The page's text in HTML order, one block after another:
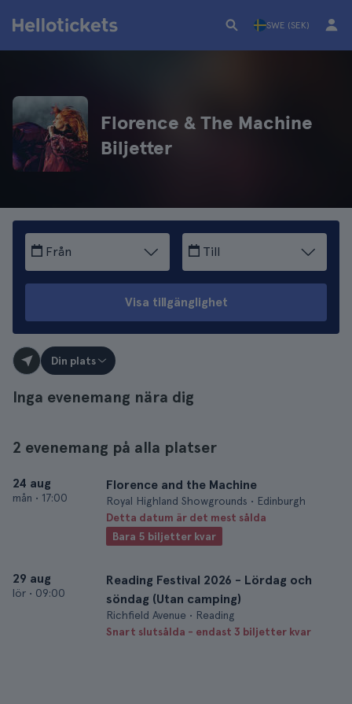
SWE (SEK)
Florence & The Machine
Biljetter
Från Till
Visa tillgänglighet
Din plats
Inga evenemang nära dig
2 evenemang på alla platser
24 aug
mån • 17:00
Florence and the Machine
Royal Highland Showgrounds • Edinburgh
Detta datum är det mest sålda
Bara 5 biljetter kvar
29 aug
lör • 09:00
Reading Festival 2026 - Lördag och
söndag (Utan camping)
Richfield Avenue • Reading
Snart slutsålda - endast 3 biljetter kvar